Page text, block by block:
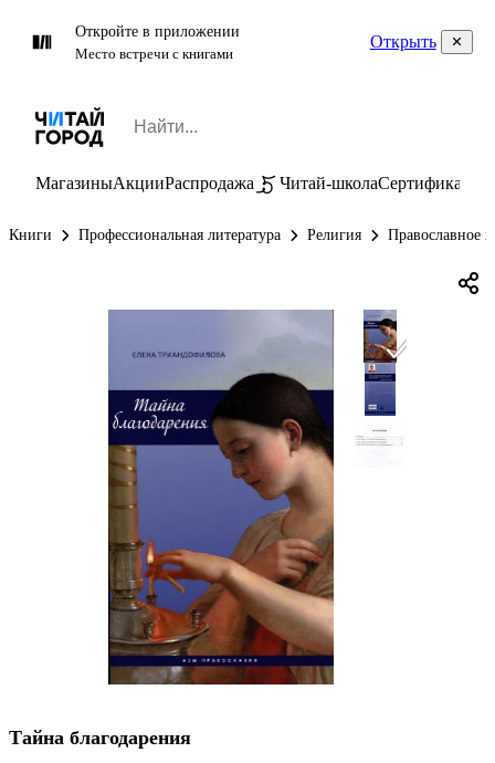
Откройте в приложении
Место встречи с книгами
Открыть
МагазиныАкцииРаспродажа Читай-школаСертификаты
Книги Профессиональная литература Религия Православное
Тайна благодарения